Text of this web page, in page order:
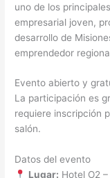
uno de los
empresarial joven,
desarrollo de
emprendedor
Evento abierto y
La participación es
requiere inscripción
salón.
Datos del evento
Lugar: Hotel O2